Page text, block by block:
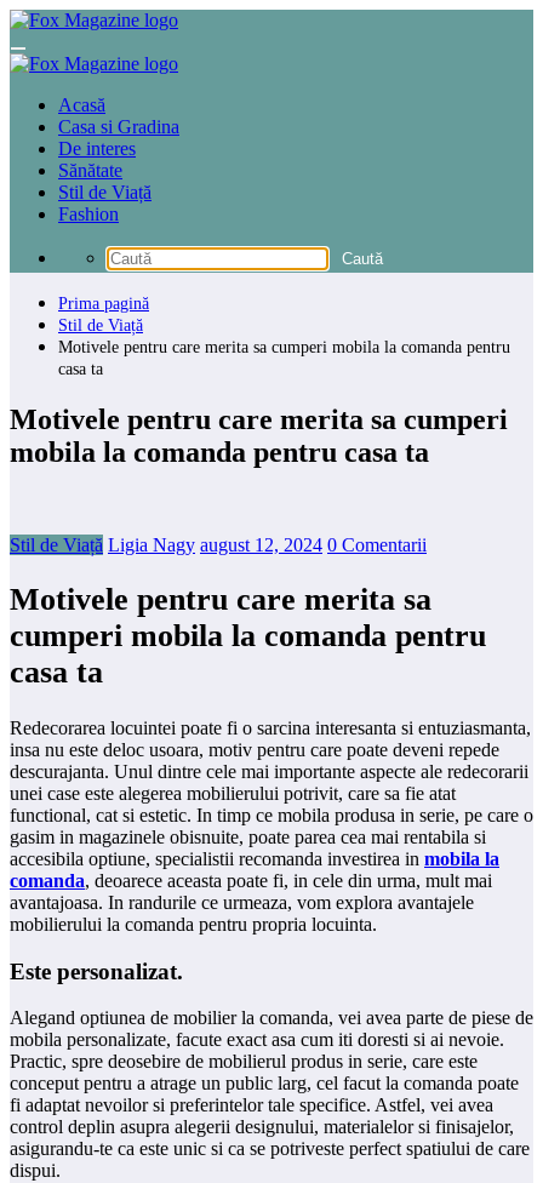
Sari
conținut
Acasă
Casa si Gradina
De interes
Sănătate
Stil de Viață
Fashion
Prima pagină
Stil de Viață
Motivele pentru care merita sa cumperi mobila la comanda pentru
casa ta
Motivele pentru care merita sa cumperi
mobila la comanda pentru casa ta
Stil de Viață Ligia Nagy august 12, 2024 0 Comentarii
Motivele pentru care merita sa
cumperi mobila la comanda pentru
casa ta
Redecorarea locuintei poate fi o sarcina interesanta si entuziasmanta,
insa nu este deloc usoara, motiv pentru care poate deveni repede
descurajanta. Unul dintre cele mai importante aspecte ale redecorarii
unei case este alegerea mobilierului potrivit, care sa fie atat
functional, cat si estetic. In timp ce mobila produsa in serie, pe care o
gasim in magazinele obisnuite, poate parea cea mai rentabila si
accesibila optiune, specialistii recomanda investirea in mobila la
comanda, deoarece aceasta poate fi, in cele din urma, mult mai
avantajoasa. In randurile ce urmeaza, vom explora avantajele
mobilierului la comanda pentru propria locuinta.
Este personalizat.
Alegand optiunea de mobilier la comanda, vei avea parte de piese de
mobila personalizate, facute exact asa cum iti doresti si ai nevoie.
Practic, spre deosebire de mobilierul produs in serie, care este
conceput pentru a atrage un public larg, cel facut la comanda poate
fi adaptat nevoilor si preferintelor tale specifice. Astfel, vei avea
control deplin asupra alegerii designului, materialelor si finisajelor,
asigurandu-te ca este unic si ca se potriveste perfect spatiului de care
dispui.